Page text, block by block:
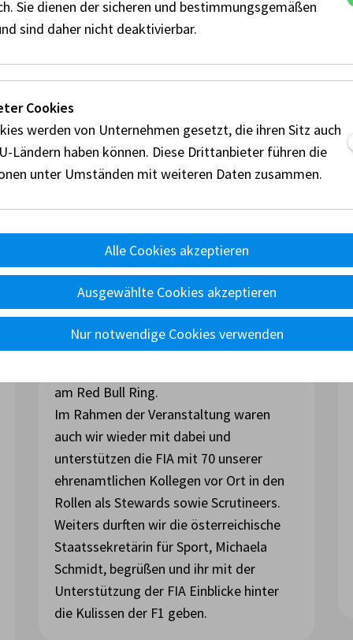
Austria Motorsport goes
Formula 1
320.000 Besucher verfolgten live den
am Red Bull Ring.
Im Rahmen der Veranstaltung waren
auch wir wieder mit dabei und
unterstützen die FIA mit 70 unserer
ehrenamtlichen Kollegen vor Ort in den
Rollen als Stewards sowie Scrutineers.
Weiters durften wir die österreichische
Staatssekretärin für Sport, Michaela
Schmidt, begrüßen und ihr mit der
Unterstützung der FIA Einblicke hinter
die Kulissen der F1 geben.
Sie dienen der sicheren und bestimmungsgemäßen
sind daher nicht deaktivierbar.
Cookies
werden von Unternehmen gesetzt, die ihren Sitz auch
Ländern haben können. Diese Drittanbieter führen die
unter Umständen mit weiteren Daten zusammen.
Alle Cookies akzeptieren
Ausgewählte Cookies akzeptieren
Nur notwendige Cookies verwenden